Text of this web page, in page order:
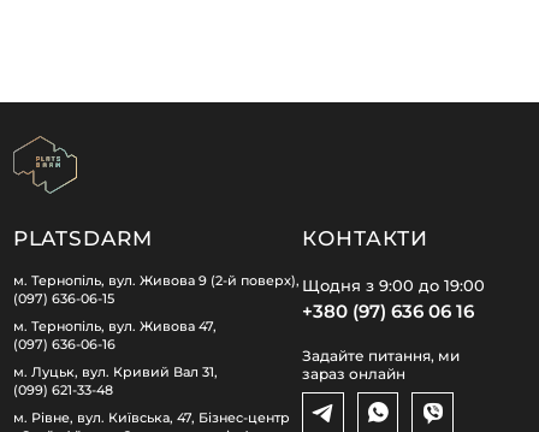
PLATSDARM
м. Тернопіль, вул. Живова 9 (2-й поверх),
(097) 636-06-15
м. Тернопіль, вул. Живова 47,
(097) 636-06-16
м. Луцьк, вул. Кривий Вал 31,
(099) 621-33-48
м. Рівне, вул. Київська, 47, Бізнес-центр
КОНТАКТИ
Щодня з 9:00 до 19:00
+380 (97) 636 06 16
Задайте питання, ми
зараз онлайн